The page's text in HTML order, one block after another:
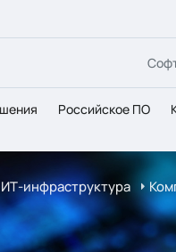
Российское ПО
ИТ-инфраструктура